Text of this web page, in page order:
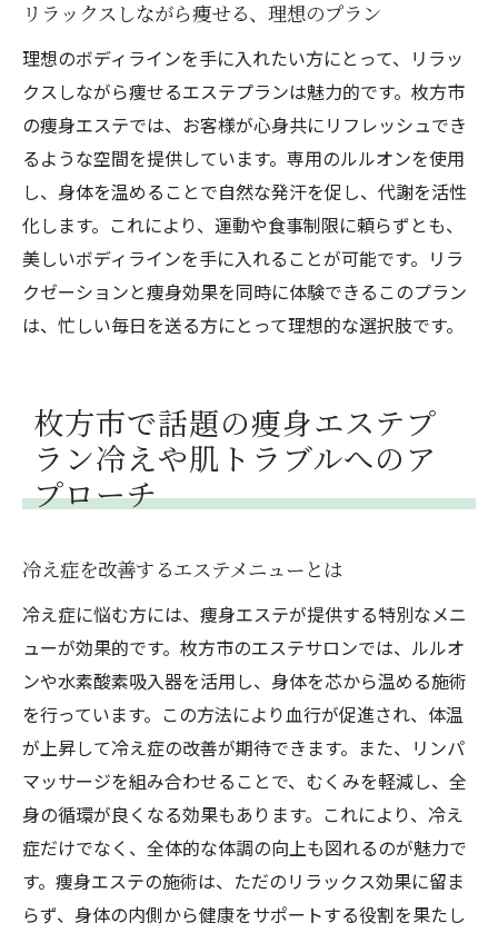
リラックスしながら痩せる、理想のプラン
理想のボディラインを手に入れたい方にとって、リラッ
クスしながら痩せるエステプランは魅力的です。枚方市
の痩身エステでは、お客様が心身共にリフレッシュでき
るような空間を提供しています。専用のルルオンを使用
し、身体を温めることで自然な発汗を促し、代謝を活性
化します。これにより、運動や食事制限に頼らずとも、
美しいボディラインを手に入れることが可能です。リラ
クゼーションと痩身効果を同時に体験できるこのプラン
は、忙しい毎日を送る方にとって理想的な選択肢です。
枚方市で話題の痩身エステプ
ラン冷えや肌トラブルへのア
プローチ
冷え症を改善するエステメニューとは
冷え症に悩む方には、痩身エステが提供する特別なメニ
ューが効果的です。枚方市のエステサロンでは、ルルオ
ンや水素酸素吸入器を活用し、身体を芯から温める施術
を行っています。この方法により血行が促進され、体温
が上昇して冷え症の改善が期待できます。また、リンパ
マッサージを組み合わせることで、むくみを軽減し、全
身の循環が良くなる効果もあります。これにより、冷え
症だけでなく、全体的な体調の向上も図れるのが魅力で
す。痩身エステの施術は、ただのリラックス効果に留ま
らず、身体の内側から健康をサポートする役割を果たし